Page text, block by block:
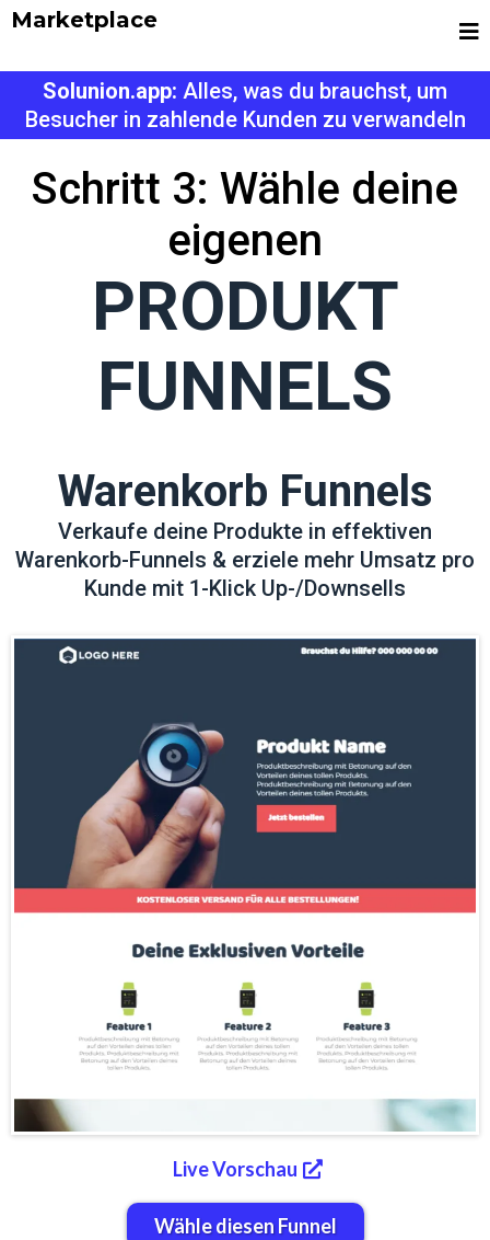
Marketplace
Solunion.app: Alles, was du brauchst, um
Besucher in zahlende Kunden zu verwandeln
Schritt 3: Wähle deine
eigenen
PRODUKT
FUNNELS
Warenkorb Funnels
Verkaufe deine Produkte in effektiven
Warenkorb-Funnels & erziele mehr Umsatz pro
Kunde mit 1-Klick Up-/Downsells
Live Vorschau
Wähle diesen Funnel